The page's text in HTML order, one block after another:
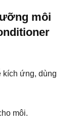
môi
kích ứng, dùng
môi.